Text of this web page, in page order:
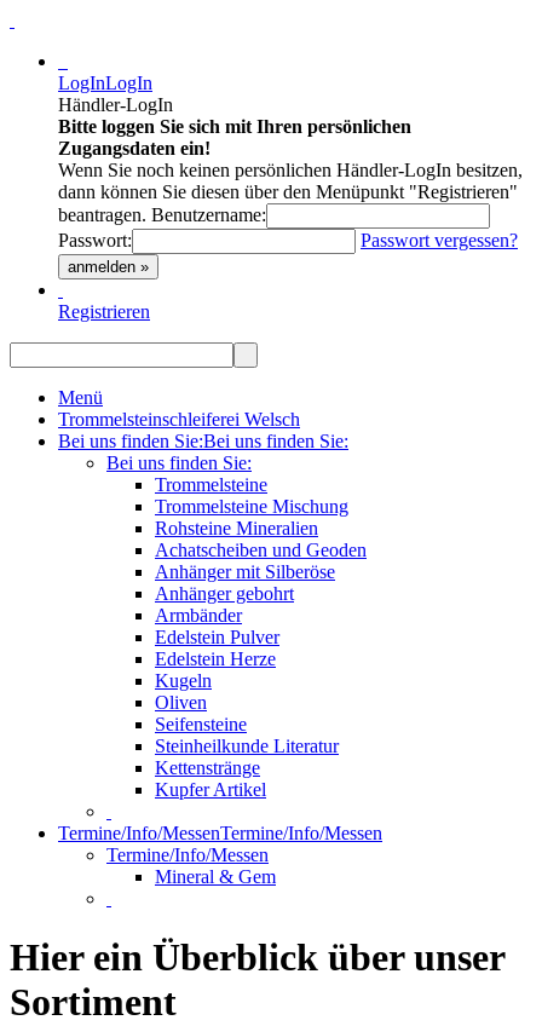
LogInLogIn
Händler-LogIn
Bitte loggen Sie sich mit Ihren persönlichen
Zugangsdaten ein!
Wenn Sie noch keinen persönlichen Händler-LogIn besitzen,
dann können Sie diesen über den Menüpunkt "Registrieren"
beantragen. Benutzername:
Passwort:
Passwort vergessen?
anmelden »
Registrieren
Menü
Trommelsteinschleiferei Welsch
Bei uns finden Sie:Bei uns finden Sie:
Bei uns finden Sie:
Trommelsteine
Trommelsteine Mischung
Rohsteine Mineralien
Achatscheiben und Geoden
Anhänger mit Silberöse
Anhänger gebohrt
Armbänder
Edelstein Pulver
Edelstein Herze
Kugeln
Oliven
Seifensteine
Steinheilkunde Literatur
Kettenstränge
Kupfer Artikel
Termine/Info/MessenTermine/Info/Messen
Termine/Info/Messen
Mineral & Gem
Hier ein Überblick über unser
Sortiment